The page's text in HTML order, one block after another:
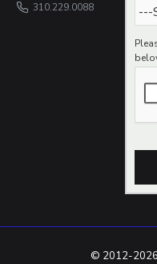
310.229.0088
© 2012-